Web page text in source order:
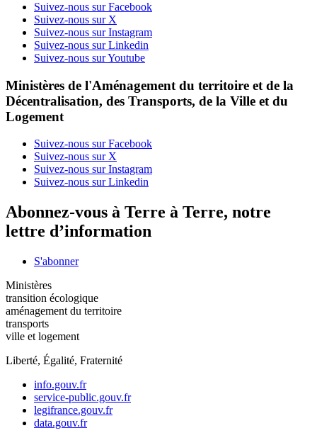
Suivez-nous sur Facebook
Suivez-nous sur X
Suivez-nous sur Instagram
Suivez-nous sur Linkedin
Suivez-nous sur Youtube
Ministères de l'Aménagement du territoire et de la
Décentralisation, des Transports, de la Ville et du
Logement
Suivez-nous sur Facebook
Suivez-nous sur X
Suivez-nous sur Instagram
Suivez-nous sur Linkedin
Abonnez-vous à Terre à Terre, notre
lettre d’information
S'abonner
Ministères
transition écologique
aménagement du territoire
transports
ville et logement
Liberté, Égalité, Fraternité
info.gouv.fr
service-public.gouv.fr
legifrance.gouv.fr
data.gouv.fr